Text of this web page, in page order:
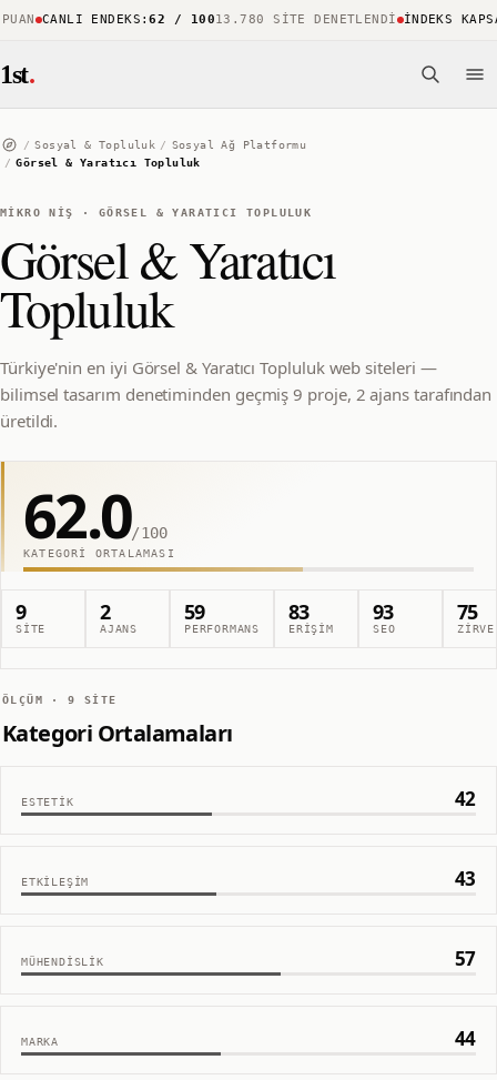
CANLI ENDEKS:62 / 10013.780 SITE DENETLENDI İNDEKS
1st.
/ Sosyal & Topluluk / Sosyal Ağ Platformu
/ Görsel & Yaratıcı Topluluk
MIKRO NIŞ · GÖRSEL & YARATICI TOPLULUK
Görsel & Yaratıcı
Topluluk
Türkiye'nin en iyi Görsel & Yaratıcı Topluluk web siteleri —
bilimsel tasarım denetiminden geçmiş 9 proje, 2 ajans tarafından
üretildi.
62.0/100
KATEGORI ORTALAMASI
9
SITE
2
AJANS
59
PERFORMANS
83
ERIŞIM
93
SEO
75
ZIRVE
ÖLÇÜM ·9 SITE
Kategori Ortalamaları
ESTETIK 42
ETKILEŞIM 43
MÜHENDISLIK 57
MARKA 44